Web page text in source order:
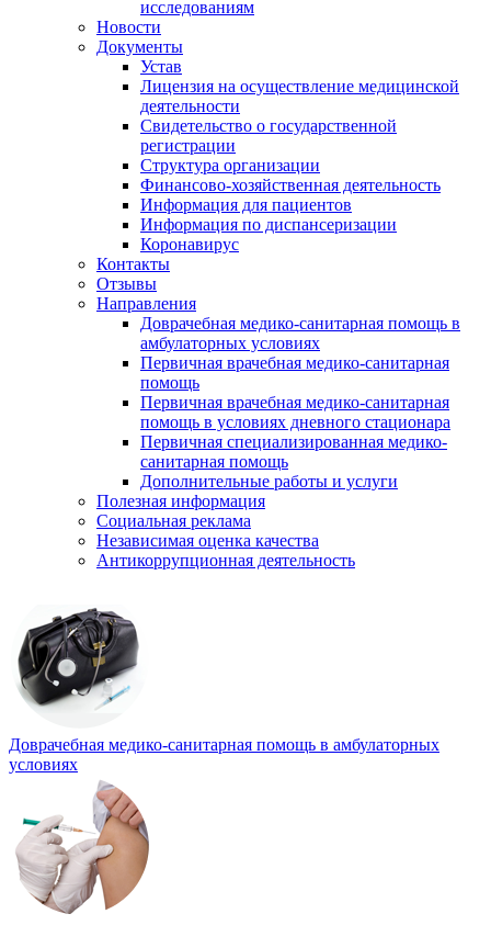
исследованиям
Новости
Документы
Устав
Лицензия на осуществление медицинской
деятельности
Свидетельство о государственной
регистрации
Структура организации
Финансово-хозяйственная деятельность
Информация для пациентов
Информация по диспансеризации
Коронавирус
Контакты
Отзывы
Направления
Доврачебная медико-санитарная помощь в
амбулаторных условиях
Первичная врачебная медико-санитарная
помощь
Первичная врачебная медико-санитарная
помощь в условиях дневного стационара
Первичная специализированная медико-
санитарная помощь
Дополнительные работы и услуги
Полезная информация
Социальная реклама
Независимая оценка качества
Антикоррупционная деятельность
Доврачебная медико-санитарная помощь в амбулаторных
условиях